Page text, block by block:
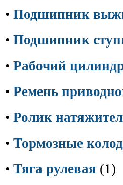
• Подшипник
• Подшипник
• Рабочий
• Ремень
• Ролик
• Тормозные
• Тяга рулевая (1)